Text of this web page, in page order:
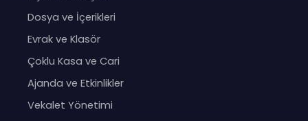
Dosya ve İçerikleri
Evrak ve Klasör
Çoklu Kasa ve Cari
Ajanda ve Etkinlikler
Vekalet Yönetimi